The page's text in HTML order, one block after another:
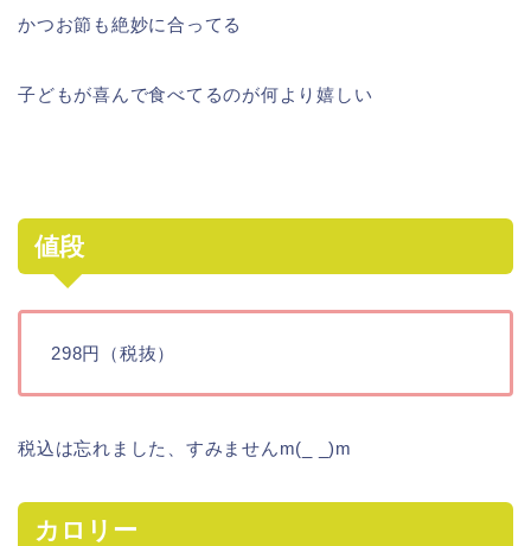
かつお節も絶妙に合ってる
子どもが喜んで食べてるのが何より嬉しい
値段
298円（税抜）
税込は忘れました、すみませんm(_ _)m
カロリー